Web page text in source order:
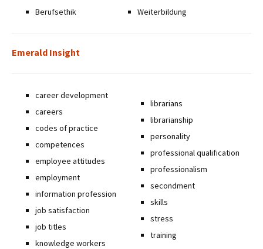
Berufsethik
Weiterbildung
Emerald Insight
career development
careers
codes of practice
competences
employee attitudes
employment
information profession
job satisfaction
job titles
knowledge workers
librarians
librarianship
personality
professional qualification
professionalism
secondment
skills
stress
training